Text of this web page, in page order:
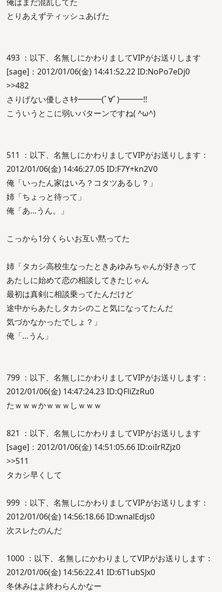
とりあえずティッシュあげた
493 ：以下、名無しにかわりましてVIPがお送りします
[sage]：2012/01/06(金) 14:41:52.22 ID:NoPo7eDj0
>>482
さりげない優しさｷﾀ━━━(ﾟ∀ﾟ)━━━!!
こういうとこに弱いパターンですね( ^ω^)
511 ：以下、名無しにかわりましてVIPがお送りします：
2012/01/06(金) 14:46:27.05 ID:F7Y+kn2V0
俺「いったん家はいろ？コタツあるし？」
姉「ちょっと待って」
俺「あ…うん。」
こっから1分くらいお互い黙ってた
姉「タカシ高校生なったときあゆみちゃんが好きって
あたしに始めて恋の相談してきたじゃん
最初は真剣に相談乗ってたんだけど
途中からあたしタカシのこと気になってたんだ
気づかなかったでしょ？」
俺「…うん」
799 ：以下、名無しにかわりましてVIPがお送りします：
2012/01/06(金) 14:47:24.23 ID:QFliZzRu0
たｗｗｗかｗｗｗしｗｗｗ
821 ：以下、名無しにかわりましてVIPがお送りします
[sage]：2012/01/06(金) 14:51:05.66 ID:oiIrRZjz0
>>511
タカシ早くして
999 ：以下、名無しにかわりましてVIPがお送りします：
2012/01/06(金) 14:56:18.66 ID:wnalEdjs0
次スレたのんだ
1000 ：以下、名無しにかわりましてVIPがお送りします：
2012/01/06(金) 14:56:22.41 ID:6T1ubSJx0
冬休みはよ終わらんかなー